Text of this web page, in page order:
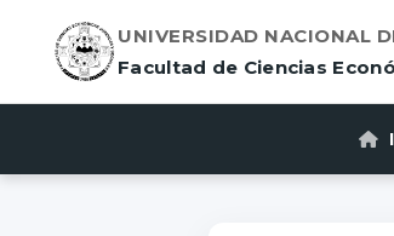
UNIVERSIDAD NACIONAL
Facultad de Ciencias